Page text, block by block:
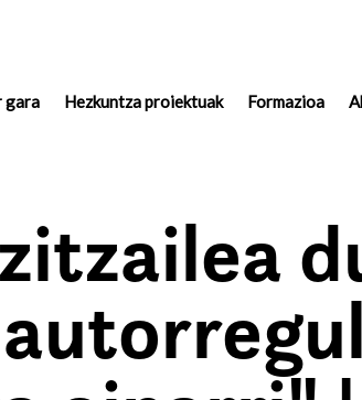
gara (actual)
Hezkuntza proiektuak Formazioa